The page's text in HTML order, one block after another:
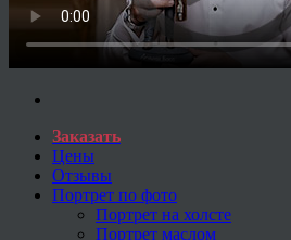
Заказать
Цены
Отзывы
Портрет по фото
Портрет на холсте
Портрет маслом